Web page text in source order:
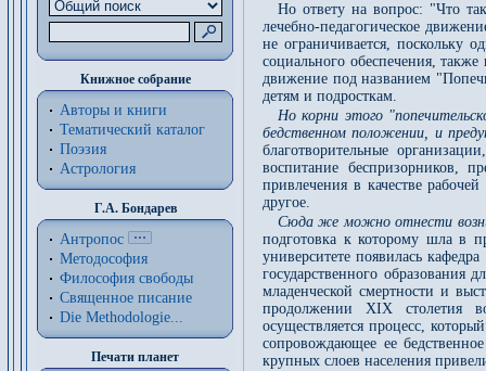
Книжное собрание
Авторы и книги
Тематический каталог
Поэзия
Астрология
Г.А. Бондарев
Антропос
Методософия
Философия cвободы
Священное писание
Die Methodologie...
Печати планет
Но ответу на вопрос: "Что
лечебно-педагогическое
не ограничивается, поскольку
социального обеспечения,
движение под названием
детям и подросткам.
Но корни этого
бедственном положении, и
благотворительные
воспитание беспризорников,
привлечения в качестве
другое.
Сюда же можно отнести
подготовка к которому шла в
университете появилась
государственного образования
младенческой смертности и
продолжении XIX столетия
осуществляется процесс,
сопровождающее ее
крупных слоев населения